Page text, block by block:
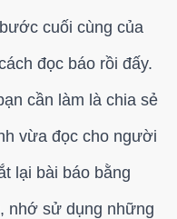
cuối cùng của
đọc báo rồi đấy.
cần làm là chia sẻ
vừa đọc cho người
lại bài báo bằng
nhớ sử dụng những